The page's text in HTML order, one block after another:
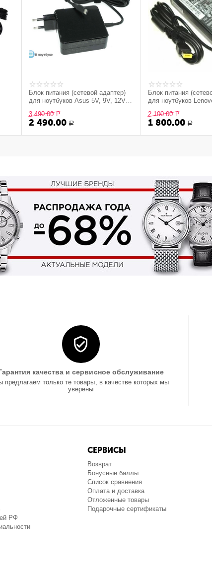
Блок питания (сетевой адаптер)
для ноутбуков Asus 5V, 9V, 12V,
OEM
3 490.00 Р
2 490.00 Р
Блок питания
для ноутбуков
2 100.00 Р
1 800.00 Р
качества и сервисное обслуживание
предлагаем только те товары, в качестве которых мы
уверены
РФ
СЕРВИСЫ
Возврат
Бонусные баллы
Список сравнения
Оплата и доставка
Отложенные товары
Подарочные сертификаты